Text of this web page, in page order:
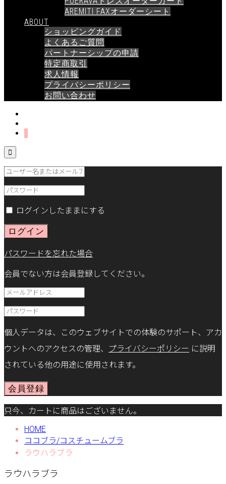
AREMITI FAXオーダーシート
ABOUT
ショッピングガイド
よくあるご質問
パートナーシップの申請
特定商取引
求人情報
プライバシーポリシー
お問い合わせ

ログインしたままにする
ログイン
パスワードを忘れた場合
会員でない方は会員登録してください。
個人データは、このウェブサイトでの体験のサポート、アカ
ウントへのアクセスの管理、
プライバシーポリシー に説明
されている他の用途に使用されます。
会員登録
只今、カートに商品はございません。
HOME
ココブラ/コスチュームブラ
ラウハラブラ
ラウハラブラ